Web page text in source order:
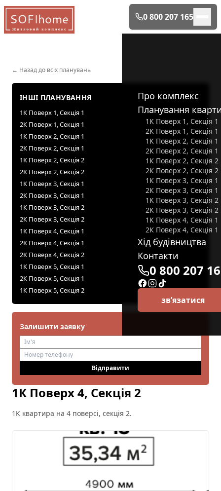
0 800 207 165
Про комплекс
Планування
1К Поверх 1, Секція 1
2К Поверх 1, Секція 1
1К Поверх 2, Секція 1
2К Поверх 2, Секція 1
1К Поверх 2, Секція 2
2К Поверх 2, Секція 2
1К Поверх 3, Секція 1
2К Поверх 3, Секція 1
1К Поверх 3, Секція 2
2К Поверх 3, Секція 2
1К Поверх 4, Секція 1
2К Поверх 4, Секція 1
Хід будівництва
Контакти
0 800 207
зв’язатися
← Назад до всіх планувань
1К Поверх 4, Секція 2
1К квартира на 4 поверсі, секція 2.
ІНШІ ПЛАНУВАННЯ
1К Поверх 1, Секція 1
2К Поверх 1, Секція 1
1К Поверх 2, Секція 1
2К Поверх 2, Секція 1
1К Поверх 2, Секція 2
2К Поверх 2, Секція 2
1К Поверх 3, Секція 1
2К Поверх 3, Секція 1
1К Поверх 3, Секція 2
2К Поверх 3, Секція 2
1К Поверх 4, Секція 1
2К Поверх 4, Секція 1
2К Поверх 4, Секція 2
1К Поверх 5, Секція 1
2К Поверх 5, Секція 1
1К Поверх 5, Секція 2
Залишити заявку
Відправити